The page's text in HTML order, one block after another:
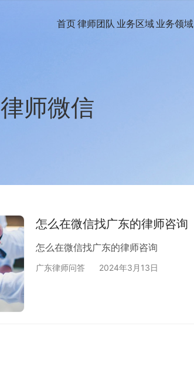
首页律师团队 业务区域 业务领域
律师微信
怎么在微信找广东的律师咨询
怎么在微信找广东的律师咨询
广东律师问答 2024年3月13日